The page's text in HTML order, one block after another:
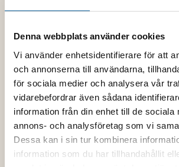
Denna webbplats använder cookies
Vi använder enhetsidentifierare för att
och annonserna till användarna,
för sociala medier och analysera vår
vidarebefordrar även sådana
information från din enhet till de sociala
annons- och analysföretag som vi
Dessa kan i sin tur kombinera
information som du har tillhandahållit
Smörgåstårtor
Catering i
tillfällen